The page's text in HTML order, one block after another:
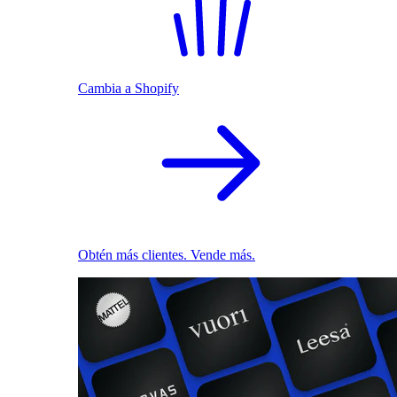
Cambia a Shopify
Obtén más clientes. Vende más.